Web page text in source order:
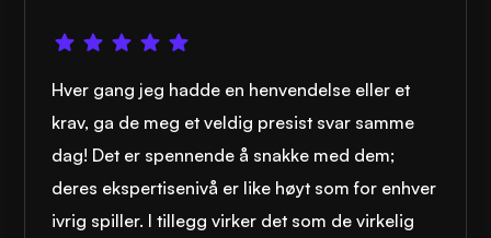
Hver gang jeg hadde en henvendelse eller et
krav, ga de meg et veldig presist svar samme
dag! Det er spennende å snakke med dem;
deres ekspertisenivå er like høyt som for enhver
ivrig spiller. I tillegg virker det som de virkelig